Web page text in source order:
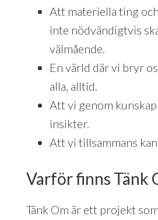
Att materiella ting
inte nödvändigtvis
välmående.
En värld där vi bryr
alla, alltid.
Att vi genom
insikter.
Att vi tillsammans
Varför finns Tänk
Tänk Om är ett projekt